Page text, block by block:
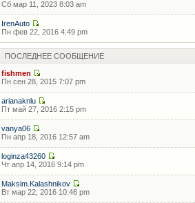
Сб мар 11, 2023 8:03 am
IrenAuto
Пн фев 22, 2016 4:49 pm
ПОСЛЕДНЕЕ СООБЩЕНИЕ
fishmen
Пн сен 28, 2015 7:07 pm
arianaknlu
Пт май 27, 2016 2:15 pm
vanya06
Пн апр 18, 2016 12:57 am
loginza43260
Чт апр 14, 2016 9:14 pm
Maksim.Kalashnikov
Вт мар 22, 2016 10:46 pm